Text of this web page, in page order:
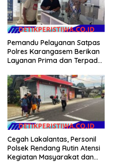
Pemandu Pelayanan Satpas
Polres Karangasem Berikan
Layanan Prima dan Terpadu
Cegah Lakalantas, Personil
Polsek Rendang Rutin Atensi
Kegiatan Masyarakat dan